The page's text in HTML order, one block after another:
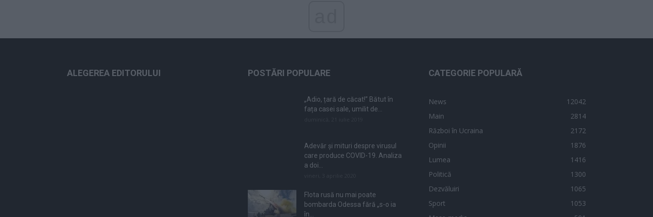
ALEGEREA EDITORULUI POSTĂRI POPULARE
„Adio, țară de căcat!” Bătut în
fața casei sale, umilit de...
Adevăr și mituri despre virusul
care produce COVID-19. Analiza
a doi...
Flota rusă nu mai poate
bombarda Odessa fără „s-o ia
în...
CATEGORIE POPULARĂ
News
12042
Main
2814
Război în Ucraina
2172
Opinii
1876
Lumea
1416
Politică
1300
Dezvăluiri
1065
Sport
1053